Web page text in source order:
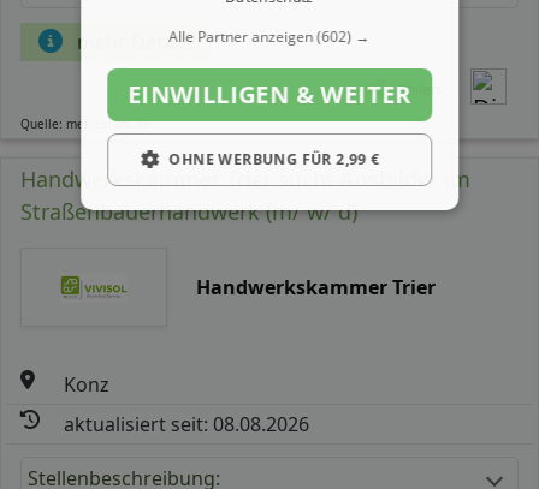
mehr Details
Teilen
Quelle: meinestadt.de
Handwerkskammer Trier sucht Ausbilder im
Straßenbauerhandwerk (m/ w/ d)
Handwerkskammer Trier
Konz
aktualisiert seit: 08.08.2026
Stellenbeschreibung:
Alle Partner anzeigen(602) →
EINWILLIGEN & WEITER
OHNE WERBUNG FÜR 2,99 €